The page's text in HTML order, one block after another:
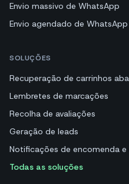
Envio massivo de WhatsApp
Envio agendado de WhatsApp
SOLUÇÕES
Recuperação de carrinhos
Lembretes de marcações
Recolha de avaliações
Geração de leads
Notificações de encomenda e
Todas as soluções